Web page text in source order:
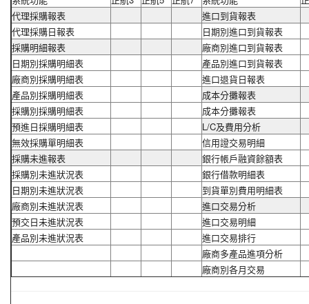
代理採購報表
進口到貨報表
代理採購日報表
日期別進口到貨報表
採購明細報表
廠商別進口到貨報表
日期別採購明細表
產品別進口到貨報表
廠商別採購明細表
進口退貨日報表
產品別採購明細表
成本分攤報表
採購別採購明細表
成本分攤報表
預進日採購明細表
L/C及費用分析
無效採購單明細表
信用證交易明細
採購未進報表
銀行帳戶融資餘額表
採購別未進狀況表
銀行借款明細表
日期別未進狀況表
到貨單別費用明細表
廠商別未進狀況表
進口交易分析
預交日未進狀況表
進口交易明細
產品別未進狀況表
進口交易排行
廠商多產品進項分析
廠商別各月交易